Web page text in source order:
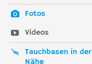
Fotos
Videos
Tauchbasen in der
Nähe